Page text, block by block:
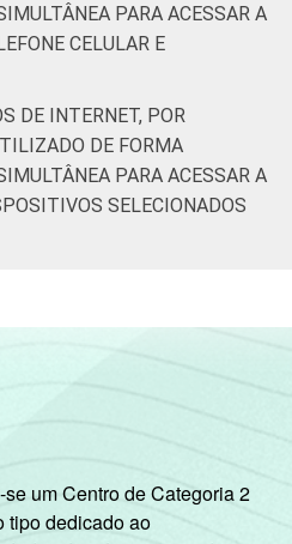
A 0
C
DE 0
2
(Cetic.br),
uso das tecnologias de
nos domicílios
PARA ACESSAR A
CELULAR E
DE INTERNET, POR
DE FORMA
PARA ACESSAR A
SELECIONADOS
um Centro de Categoria 2
tipo dedicado ao